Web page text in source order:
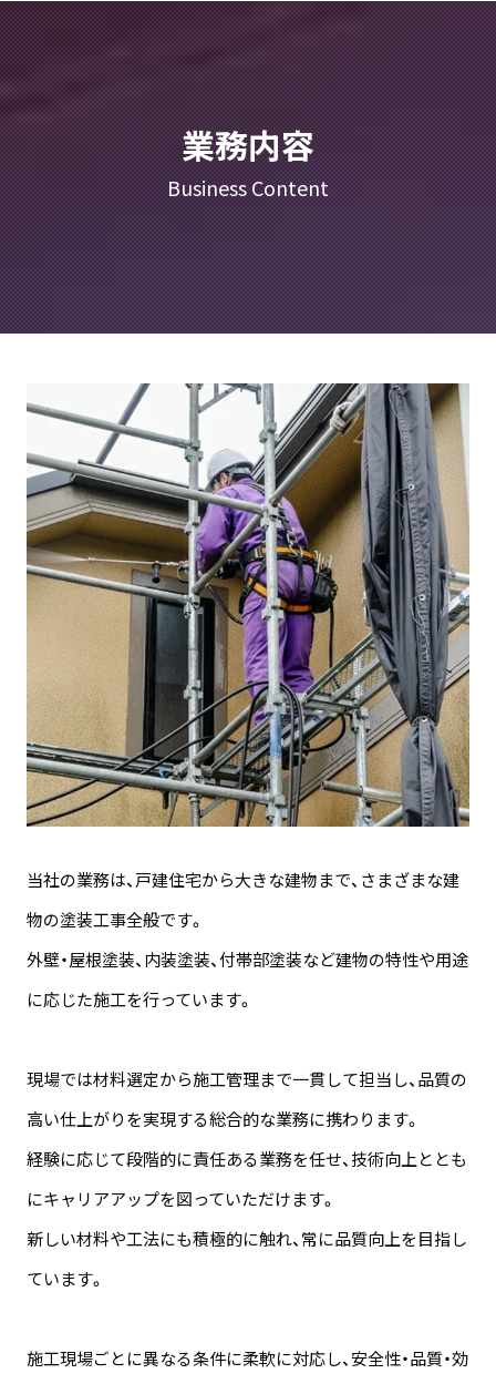
業務内容
Business Content
当社の業務は、戸建住宅から大きな建物まで、さまざまな建
物の塗装工事全般です。
外壁・屋根塗装、内装塗装、付帯部塗装など建物の特性や用途
に応じた施工を行っています。
現場では材料選定から施工管理まで一貫して担当し、品質の
高い仕上がりを実現する総合的な業務に携わります。
経験に応じて段階的に責任ある業務を任せ、技術向上ととも
にキャリアアップを図っていただけます。
新しい材料や工法にも積極的に触れ、常に品質向上を目指し
ています。
施工現場ごとに異なる条件に柔軟に対応し、安全性・品質・効